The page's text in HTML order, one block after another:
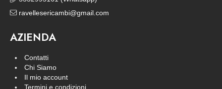
ravellesericambi@gmail.com
AZIENDA
Contatti
Chi Siamo
Il mio account
Termini e condizioni